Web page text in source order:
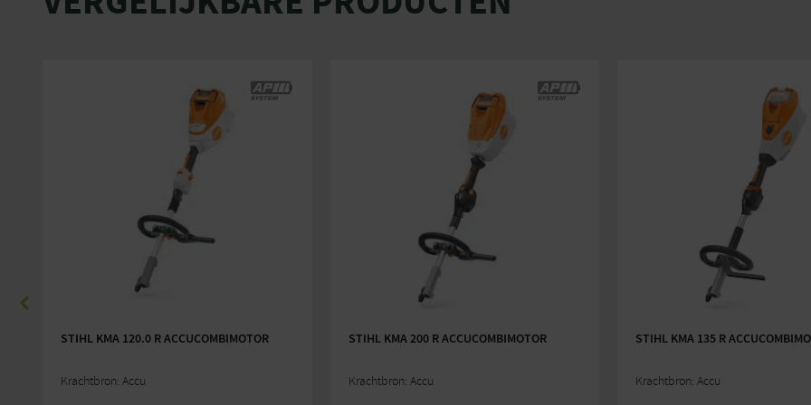
STIHL KMA 120.0 R ACCUCOMBIMOTOR
Krachtbron: Accu
STIHL KMA 200 R ACCUCOMBIMOTOR
Krachtbron: Accu
STIHL KMA 135 R
Krachtbron: Accu